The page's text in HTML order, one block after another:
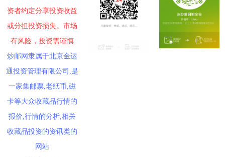
资者约定分享投资收益
或分担投资损失。市场
有风险，投资需谨慎
炒邮网隶属于北京金运
通投资管理有限公司,是
一家集邮票,老纸币,磁
卡等大众收藏品行情的
报价,行情的分析,相关
收藏品投资的资讯类的
网站